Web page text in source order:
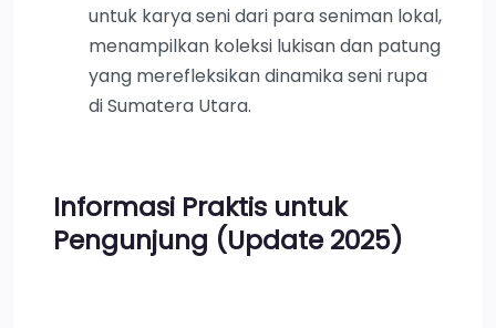
untuk karya seni dari para seniman lokal,
menampilkan koleksi lukisan dan patung
yang merefleksikan dinamika seni rupa
di Sumatera Utara.
Informasi Praktis untuk
Pengunjung (Update 2025)